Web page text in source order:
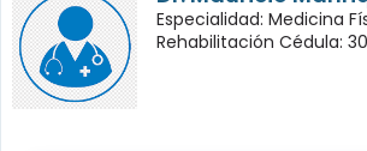
Especialidad: Medicina
Rehabilitación Cédula: